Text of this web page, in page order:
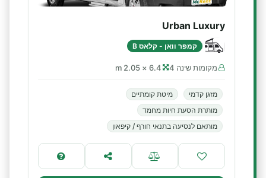
Urban Luxury
קמפר וואן - קלאס B
מקומות שינה 4 6.4 × 2.05 m
מזגן קדמי
מיטת קומתיים
מותרת הסעת חיות מחמד
מותאם לנסיעה בתנאי חורף / קיפאון